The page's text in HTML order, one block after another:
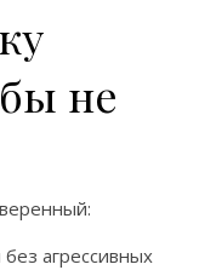
не
агрессивных